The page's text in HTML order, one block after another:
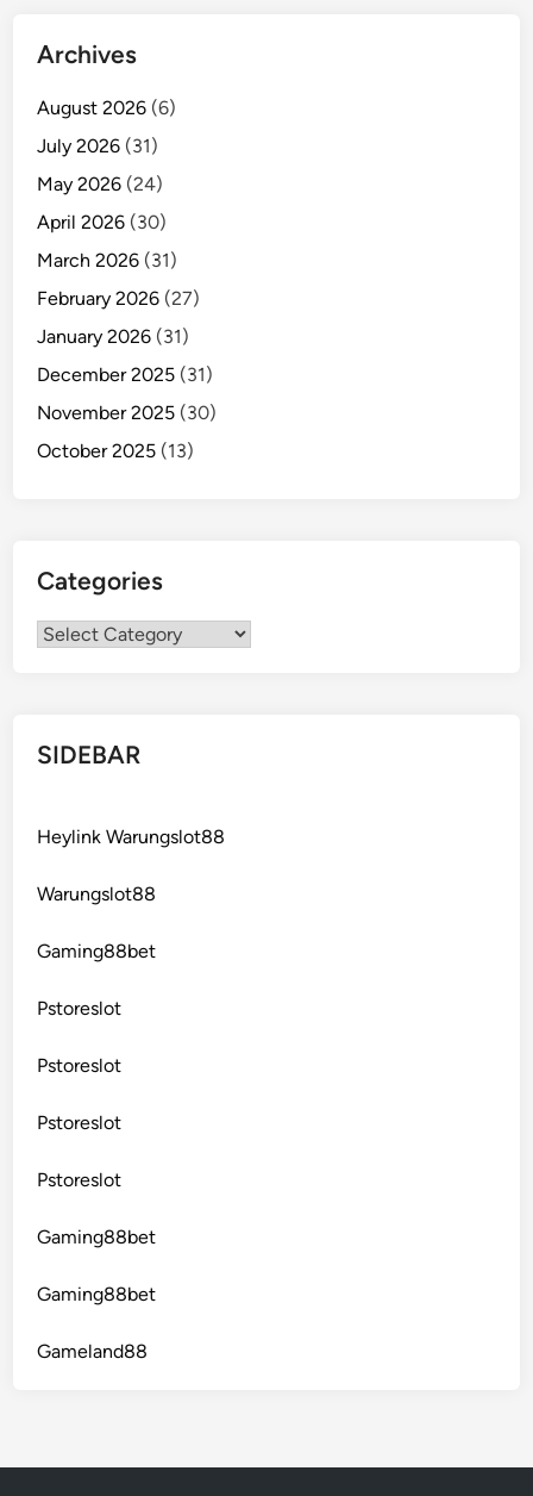
Archives
August 2026 (6)
July 2026 (31)
May 2026 (24)
April 2026 (30)
March 2026 (31)
February 2026 (27)
January 2026 (31)
December 2025 (31)
November 2025 (30)
October 2025 (13)
Categories
Categories
SIDEBAR
Heylink Warungslot88
Warungslot88
Gaming88bet
Pstoreslot
Pstoreslot
Pstoreslot
Pstoreslot
Gaming88bet
Gaming88bet
Gameland88